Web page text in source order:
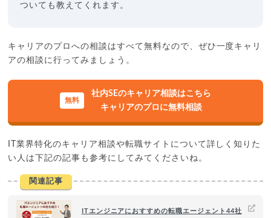
ついても教えてくれます。
キャリアのプロへの相談はすべて無料なので、ぜひ一度キャリ
アの相談に行ってみましょう。
社内SEのキャリア相談はこちら
キャリアのプロに無料相談
IT業界特化のキャリア相談や転職サイトについて詳しく知りた
い人は下記の記事も参考にしてみてくださいね。
関連記事
ITエンジニアにおすすめの転職エージェント44社